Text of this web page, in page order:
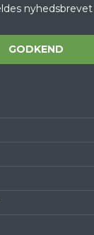
nyhedsbrevet
GODKEND